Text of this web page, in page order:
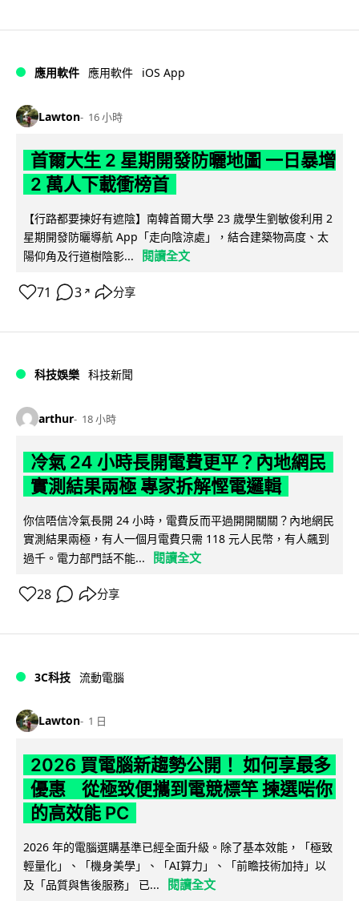
應用軟件 應用軟件 iOS App
Lawton 16 小時
首爾大生 2 星期開發防曬地圖 一日暴增
2 萬人下載衝榜首
【行路都要揀好有遮陰】南韓首爾大學 23 歲學生劉敏俊利用 2
星期開發防曬導航 App「走向陰涼處」，結合建築物高度、太
陽仰角及行道樹陰影...
閱讀全文
71 3 ↗ 分享
科技娛樂 科技新聞
arthur 18 小時
冷氣 24 小時長開電費更平？內地網民
實測結果兩極 專家拆解慳電邏輯
你信唔信冷氣長開 24 小時，電費反而平過開開關關？內地網民
實測結果兩極，有人一個月電費只需 118 元人民幣，有人飆到
過千。電力部門話不能...
閱讀全文
28 分享
3C科技 流動電腦
Lawton 1 日
2026 買電腦新趨勢公開！ 如何享最多
優惠 從極致便攜到電競標竿 揀選啱你
的高效能 PC
2026 年的電腦選購基準已經全面升級。除了基本效能，「極致
輕量化」、「機身美學」、「AI算力」、「前瞻技術加持」以
及「品質與售後服務」 已...
閱讀全文